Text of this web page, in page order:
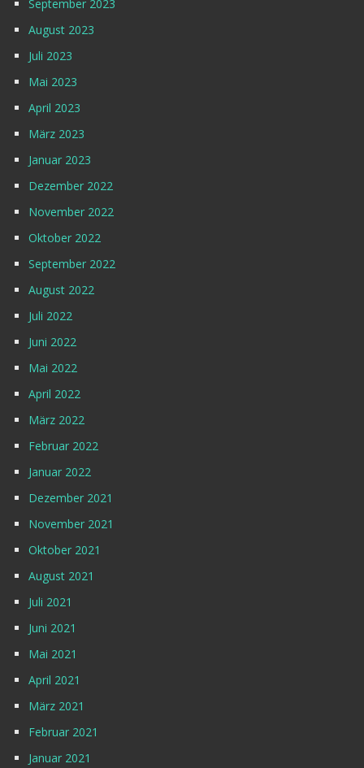
September 2023
August 2023
Juli 2023
Mai 2023
April 2023
März 2023
Januar 2023
Dezember 2022
November 2022
Oktober 2022
September 2022
August 2022
Juli 2022
Juni 2022
Mai 2022
April 2022
März 2022
Februar 2022
Januar 2022
Dezember 2021
November 2021
Oktober 2021
August 2021
Juli 2021
Juni 2021
Mai 2021
April 2021
März 2021
Februar 2021
Januar 2021